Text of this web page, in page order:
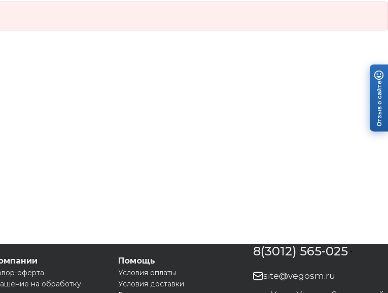
оферта
на обработку
Помощь
Условия оплаты
Условия доставки
8(3012) 565-025
site@vegosm.ru
Отзыв о сайте